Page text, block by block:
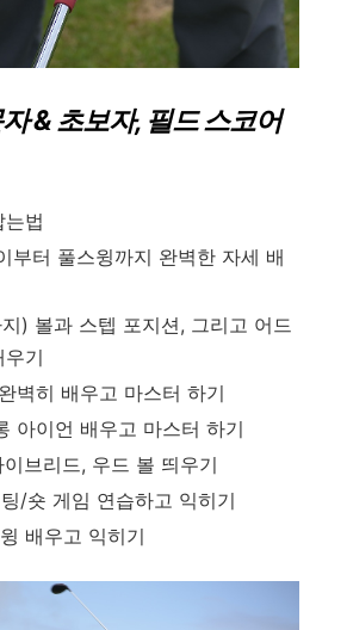
& 초보자, 필드 스코어
법
부터 풀스윙까지 완벽한 자세 배
) 볼과 스텝 포지션, 그리고 어드
기
벽히 배우고 마스터 하기
아이언 배우고 마스터 하기
브리드, 우드 볼 띄우기
/숏 게임 연습하고 익히기
배우고 익히기